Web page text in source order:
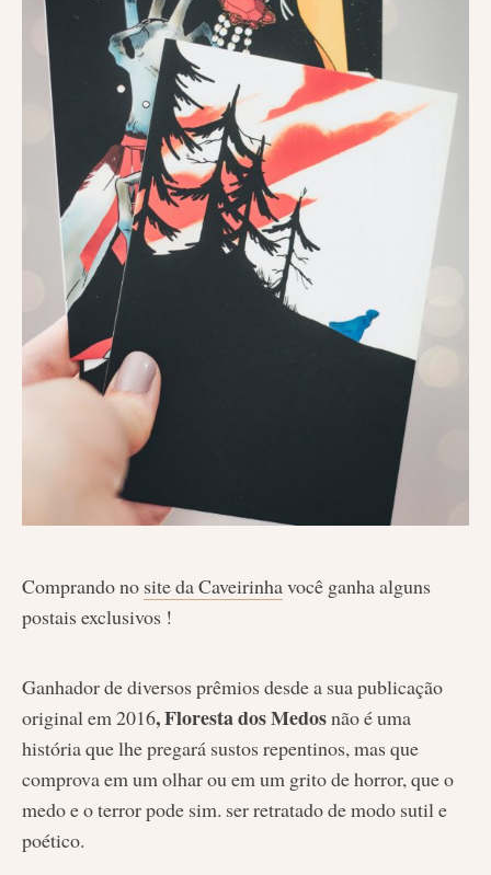
Comprando no site da Caveirinhavocê ganha alguns
postais exclusivos !
Ganhador de diversos prêmios desde a sua publicação
original em 2016, Floresta dos Medosnão é uma
história que lhe pregará sustos repentinos, mas que
comprova em um olhar ou em um grito de horror, que o
medo e o terror pode sim. ser retratado de modo sutil e
poético.